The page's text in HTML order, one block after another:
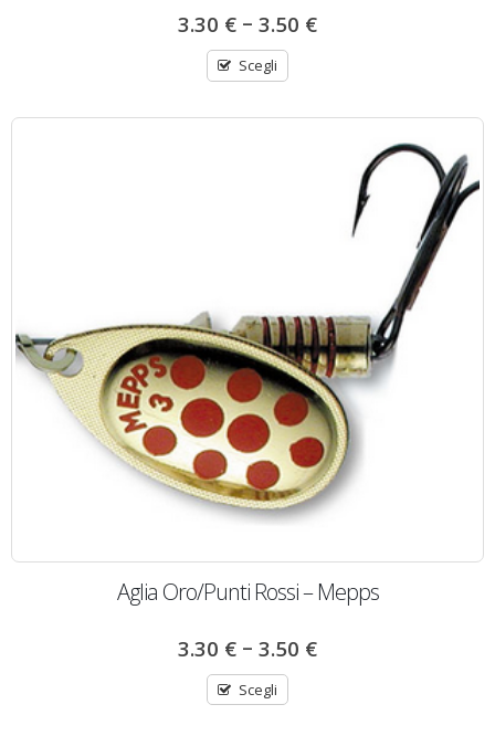
3.30 € – 3.50 €
Scegli
Aglia Oro/Punti Rossi – Mepps
3.30 € – 3.50 €
Scegli